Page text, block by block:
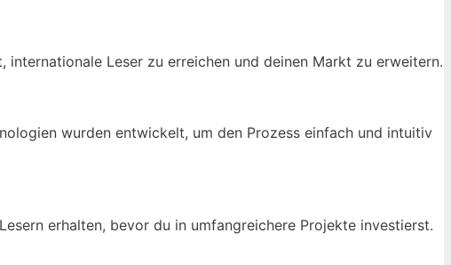
Leser zu erreichen und deinen Markt zu erweitern.
wurden entwickelt, um den Prozess einfach und intuitiv
erhalten, bevor du in umfangreichere Projekte investierst.